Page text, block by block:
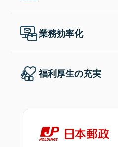
業務効率化
福利厚生の充実